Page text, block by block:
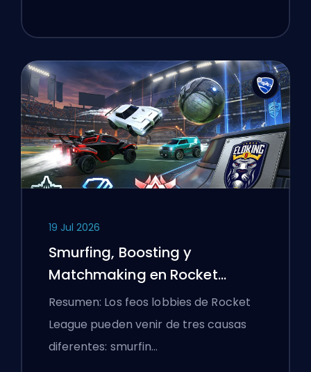
19 Jul 2026
Smurfing, Boosting y
Matchmaking en Rocket
League Explicados
Resumen: Los feos lobbies de Rocket
League pueden venir de tres causas
diferentes: smurfin…